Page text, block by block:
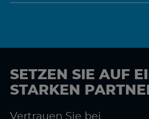
SETZEN SIE AUF
STARKEN
Vertrauen Sie bei